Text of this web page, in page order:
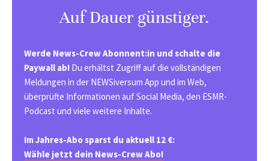
Auf Dauer günstiger.
Werde News-Crew Abonnent:in und schalte die
Paywall ab! Du erhältst Zugriff auf die vollständigen
Meldungen in der NEWSiversum App und im Web,
überprüfte Informationen auf Social Media, den ESMR-
Podcast und viele weitere Inhalte.
Im Jahres-Abo sparst du aktuell 12 €:
Wähle jetzt dein News-Crew Abo!